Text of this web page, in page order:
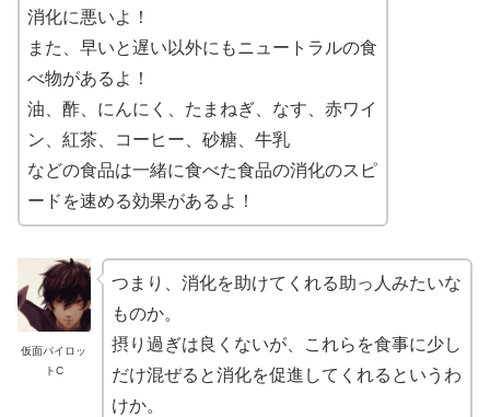
消化に悪いよ！
また、早いと遅い以外にもニュートラルの食
べ物があるよ！
油、酢、にんにく、たまねぎ、なす、赤ワイ
ン、紅茶、コーヒー、砂糖、牛乳
などの食品は一緒に食べた食品の消化のスピ
ードを速める効果があるよ！
仮面パイロッ
トC
つまり、消化を助けてくれる助っ人みたいな
ものか。
摂り過ぎは良くないが、これらを食事に少し
だけ混ぜると消化を促進してくれるというわ
けか。